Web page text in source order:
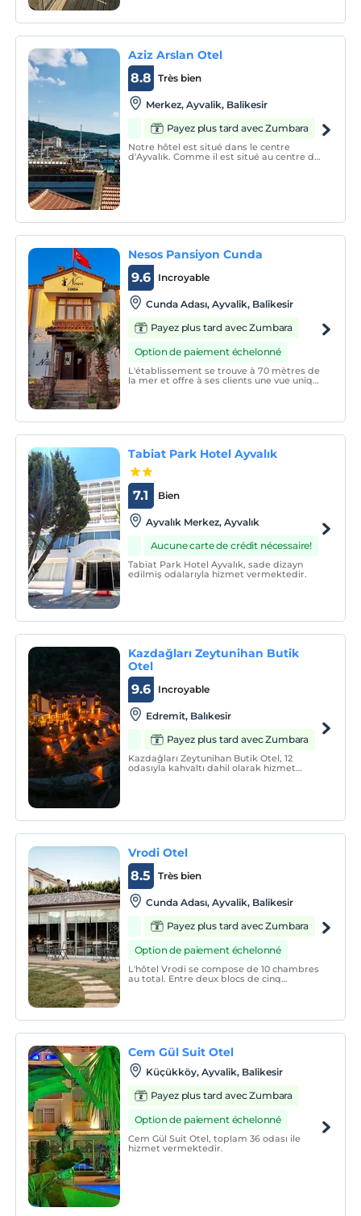
Aziz Arslan Otel
Très bien
8.8
Merkez, Ayvalik, Balikesir
Payez plus tard avec Zumbara
Notre hôtel est situé dans le centre
d'Ayvalık. Comme il est situé au centre du
Nesos Pansiyon Cunda
Incroyable
9.6
Cunda Adası, Ayvalik, Balikesir
Payez plus tard avec Zumbara
Option de paiement échelonné
L'établissement se trouve à 70 mètres de
la mer et offre à ses clients une vue unique
et 2 chambres familiales.
Tabiat Park Hotel Ayvalık
Bien
7.1
Ayvalık Merkez, Ayvalık
Aucune carte de crédit nécessaire!
Tabiat Park Hotel Ayvalık, sade dizayn
edilmiş odalarıyla hizmet vermektedir.
Kazdağları Zeytunihan Butik
Otel
Incroyable
9.6
Edremit, Balıkesir
Payez plus tard avec Zumbara
Kazdağları Zeytunihan Butik Otel, 12
odasıyla kahvaltı dahil olarak hizmet
Vrodi Otel
Très bien
8.5
Cunda Adası, Ayvalik, Balikesir
Payez plus tard avec Zumbara
Option de paiement échelonné
L'hôtel Vrodi se compose de 10 chambres
au total. Entre deux blocs de cinq
Cem Gül Suit Otel
Küçükköy, Ayvalik, Balikesir
Payez plus tard avec Zumbara
Option de paiement échelonné
Cem Gül Suit Otel, toplam 36 odası ile
hizmet vermektedir.